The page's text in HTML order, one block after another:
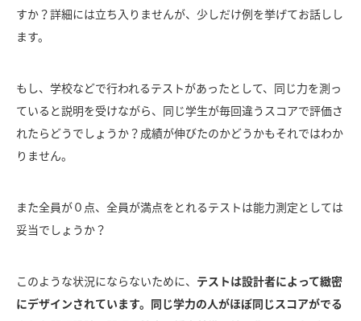
すか？詳細には立ち入りませんが、少しだけ例を挙げてお話しし
ます。
もし、学校などで行われるテストがあったとして、同じ力を測っ
ていると説明を受けながら、同じ学生が毎回違うスコアで評価さ
れたらどうでしょうか？成績が伸びたのかどうかもそれではわか
りません。
また全員が０点、全員が満点をとれるテストは能力測定としては
妥当でしょうか？
このような状況にならないために、 テストは設計者によって緻密
にデザインされています。同じ学力の人がほぼ同じスコアがでる